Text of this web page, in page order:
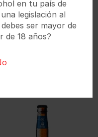
en tu país de
legislación al
ser mayor de
de 18 años?
Pilsener Can